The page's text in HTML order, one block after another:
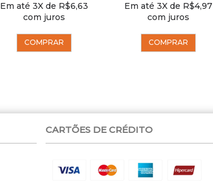
Em até 3X de R$6,63
com juros
COMPRAR
Em até 3X de R$4,97
com juros
COMPRAR
CARTÕES DE CRÉDITO